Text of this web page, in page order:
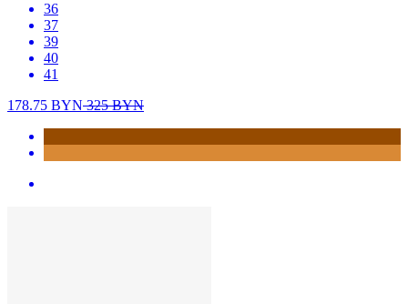
36
37
39
40
41
178.75 BYN325BYN